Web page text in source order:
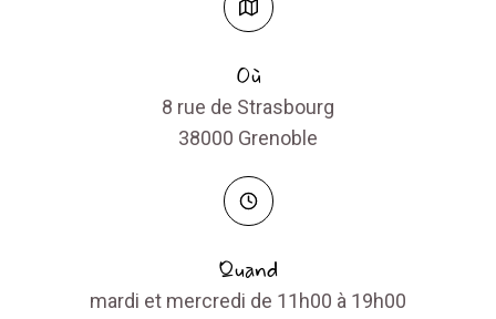
Où​
8 rue de Strasbourg
38000 Grenoble
Quand
mardi et mercredi de 11h00 à 19h00